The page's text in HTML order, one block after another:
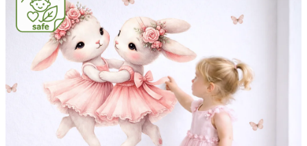
4,7
z
5
hvězdiček.